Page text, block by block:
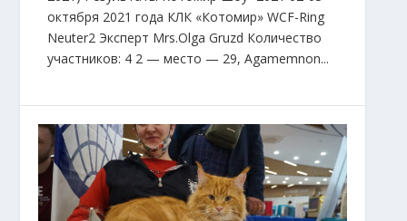
октября 2021 года КЛК «Котомир» WCF-Ring
Neuter2 Эксперт Mrs.Olga Gruzd Количество
участников: 4 2 — место — 29, Agamemnon...